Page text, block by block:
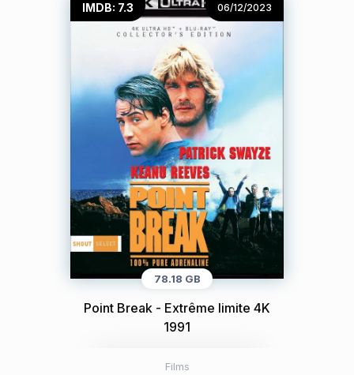
IMDB: 7.3 06/12/2023
78.18 GB
Point Break - Extrême limite 4K
1991
Films